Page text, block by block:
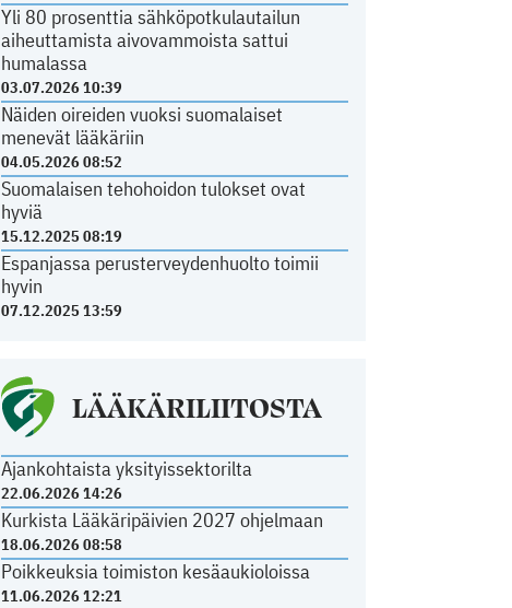
Yli 80 prosenttia sähköpotkulautailun
aiheuttamista aivovammoista sattui
humalassa
03.07.2026 10:39
Näiden oireiden vuoksi suomalaiset
menevät lääkäriin
04.05.2026 08:52
Suomalaisen tehohoidon tulokset ovat
hyviä
15.12.2025 08:19
Espanjassa perusterveydenhuolto toimii
hyvin
07.12.2025 13:59
LÄÄKÄRILIITOSTA
Ajankohtaista yksityissektorilta
22.06.2026 14:26
Kurkista Lääkäripäivien 2027 ohjelmaan
18.06.2026 08:58
Poikkeuksia toimiston kesäaukioloissa
11.06.2026 12:21